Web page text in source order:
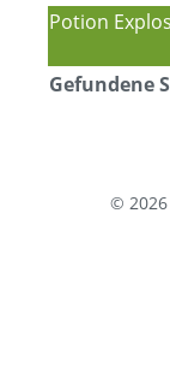
Potion
Gefundene
©